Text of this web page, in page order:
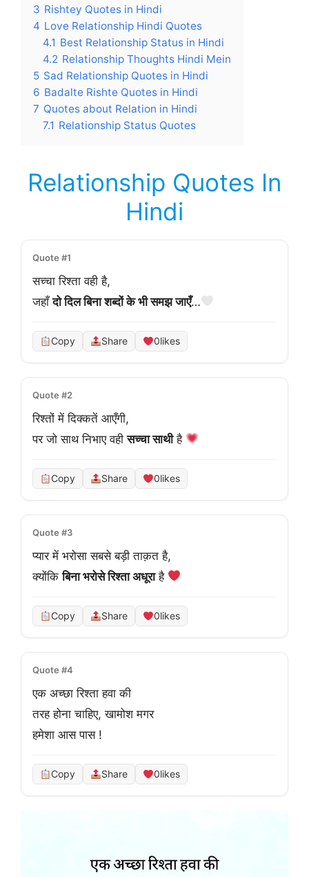
3 Rishtey Quotes in Hindi
4 Love Relationship Hindi Quotes
4.1 Best Relationship Status in Hindi
4.2 Relationship Thoughts Hindi Mein
5 Sad Relationship Quotes in Hindi
6 Badalte Rishte Quotes in Hindi
7 Quotes about Relation in Hindi
7.1 Relationship Status Quotes
Relationship Quotes In
Hindi
Quote #1
सच्चा रिश्ता वही है,
जहाँ दो दिल बिना शब्दों के भी समझ जाएँ…
Copy Share 0likes
Quote #2
रिश्तों में दिक्कतें आएँगी,
पर जो साथ निभाए वही सच्चा साथी है
Copy Share 0likes
Quote #3
प्यार में भरोसा सबसे बड़ी ताक़त है,
क्योंकि बिना भरोसे रिश्ता अधूरा है
Copy Share 0likes
Quote #4
एक अच्छा रिश्ता हवा की
तरह होना चाहिए, खामोश मगर
हमेशा आस पास !
Copy Share 0likes